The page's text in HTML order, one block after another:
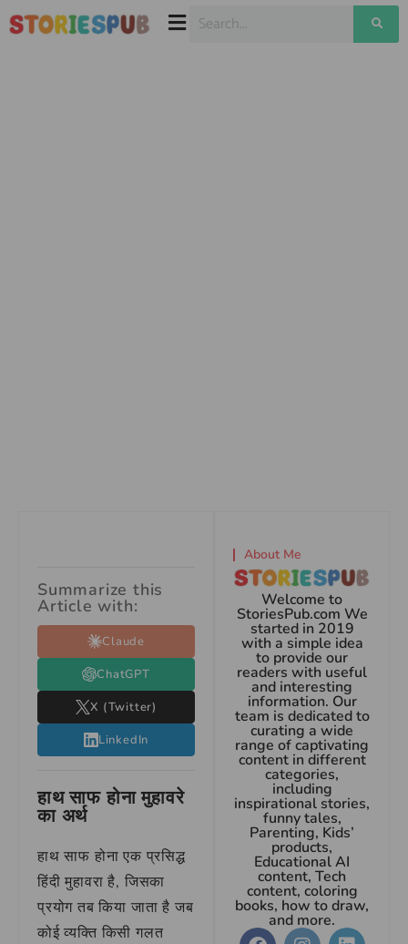
Summarize this
Article with:
Claude
ChatGPT
X (Twitter)
LinkedIn
हाथ साफ होना मुहावरे
का अर्थ
हाथ साफ होना एक प्रसिद्ध
हिंदी मुहावरा है, जिसका
प्रयोग तब किया जाता है जब
कोई व्यक्ति किसी गलत
About Me
Welcome to
StoriesPub.com We
started in 2019
with a simple idea
to provide our
readers with useful
and interesting
information. Our
team is dedicated to
curating a wide
range of captivating
content in different
categories,
including
inspirational stories,
funny tales,
Parenting, Kids’
products,
Educational AI
content, Tech
content, coloring
books, how to draw,
and more.